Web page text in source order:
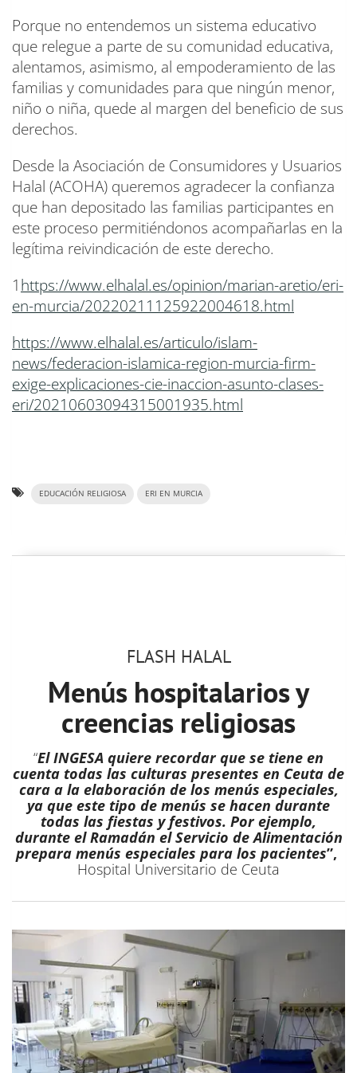
Porque no entendemos un sistema educativo
que relegue a parte de su comunidad educativa,
alentamos, asimismo, al empoderamiento de las
familias y comunidades para que ningún menor,
niño o niña, quede al margen del beneficio de sus
derechos.
Desde la Asociación de Consumidores y Usuarios
Halal (ACOHA) queremos agradecer la confianza
que han depositado las familias participantes en
este proceso permitiéndonos acompañarlas en la
legítima reivindicación de este derecho.
1https://www.elhalal.es/opinion/marian-aretio/eri-
en-murcia/20220211125922004618.html
https://www.elhalal.es/articulo/islam-
news/federacion-islamica-region-murcia-firm-
exige-explicaciones-cie-inaccion-asunto-clases-
eri/20210603094315001935.html
EDUCACIÓN RELIGIOSA ERI EN MURCIA
FLASH HALAL
Menús hospitalarios y
creencias religiosas
“El INGESA quiere recordar que se tiene en
cuenta todas las culturas presentes en Ceuta de
cara a la elaboración de los menús especiales,
ya que este tipo de menús se hacen durante
todas las fiestas y festivos. Por ejemplo,
durante el Ramadán el Servicio de Alimentación
prepara menús especiales para los pacientes”,
Hospital Universitario de Ceuta